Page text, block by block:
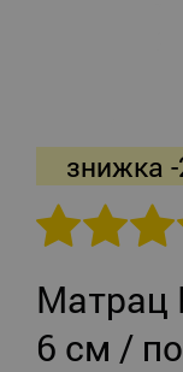
знижка -
Матрац
6 см /